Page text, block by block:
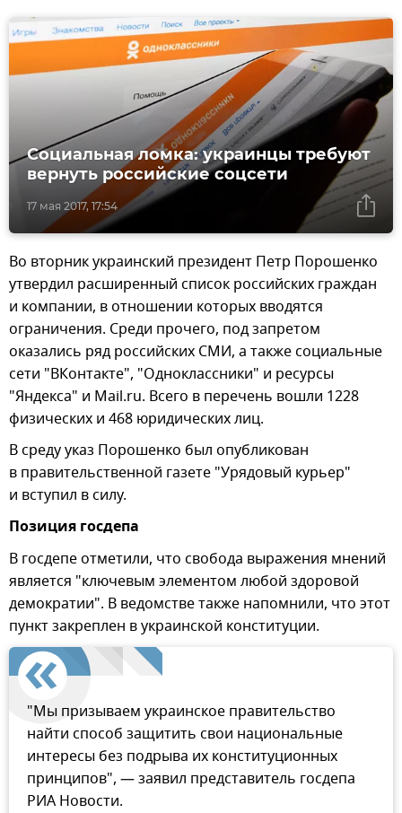
17 мая 2017, 17:54
Социальная ломка: украинцы требуют
вернуть российские соцсети
Во вторник украинский президент Петр Порошенко
утвердил расширенный список российских граждан
и компании, в отношении которых вводятся
ограничения. Среди прочего, под запретом
оказались ряд российских СМИ, а также социальные
сети "ВКонтакте", "Одноклассники" и ресурсы
"Яндекса" и Mail.ru. Всего в перечень вошли 1228
физических и 468 юридических лиц.
В среду указ Порошенко был опубликован
в правительственной газете "Урядовый курьер"
и вступил в силу.
Позиция госдепа
В госдепе отметили, что свобода выражения мнений
является "ключевым элементом любой здоровой
демократии". В ведомстве также напомнили, что этот
пункт закреплен в украинской конституции.
"Мы призываем украинское правительство
найти способ защитить свои национальные
интересы без подрыва их конституционных
принципов", — заявил представитель госдепа
РИА Новости.